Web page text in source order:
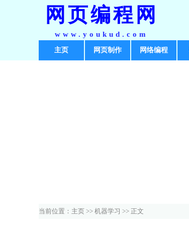
网页编程网
www.youkud.com
主页 网页制作 网络编程
当前位置： 主页 >> 机器学习 >> 正文